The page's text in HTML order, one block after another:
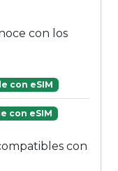
con los
con eSIM
con eSIM
con